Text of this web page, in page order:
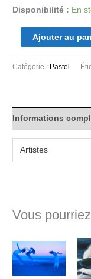
Disponibilité : En
Ajouter au
Catégorie : Pastel
Informations
Artistes
Vous
prix :
110€
à